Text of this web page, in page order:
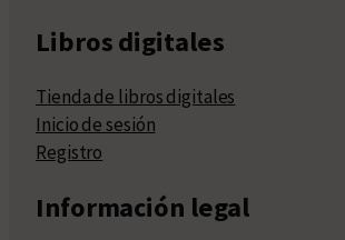
Libros digitales
Tienda de libros digitales
Inicio de sesión
Registro
Información legal